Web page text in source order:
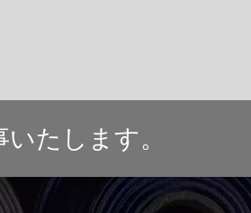
たします。